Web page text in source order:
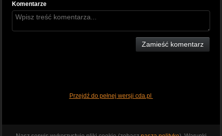
Komentarze
Zamieść komentarz
Przejdź do pełnej wersji cda.pl